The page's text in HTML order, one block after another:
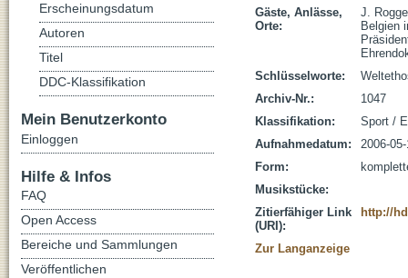
Gäste, Anlässe,
Orte:
J.
Belgien
Schlüsselworte:
Archiv-Nr.:
1047
Klassifikation:
Sport /
Aufnahmedatum:
2006-
Form:
Musikstücke:
Zitierfähiger Link
(URI):
http://
Zur Langanzeige
Erscheinungsdatum
Autoren
Titel
DDC-Klassifikation
Mein Benutzerkonto
Einloggen
Hilfe & Infos
FAQ
Open Access
Bereiche und Sammlungen
Veröffentlichen